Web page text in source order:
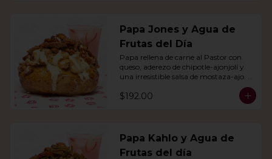
Papa Jones y Agua de
Frutas del Día
Papa rellena de carne al Pastor con
queso, aderezo de chipotle-ajonjolí y
una irresistible salsa de mostaza-ajo.
$192.00
Papa Kahlo y Agua de
Frutas del día